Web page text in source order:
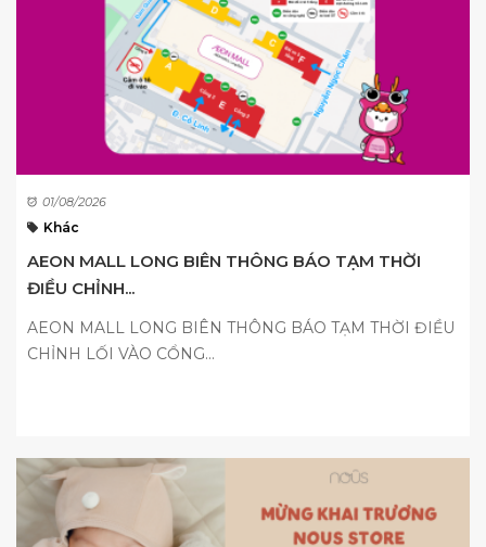
01/08/2026
Khác
AEON MALL LONG BIÊN THÔNG BÁO TẠM THỜI
ĐIỀU CHỈNH...
AEON MALL LONG BIÊN THÔNG BÁO TẠM THỜI ĐIỀU
CHỈNH LỐI VÀO CỔNG...